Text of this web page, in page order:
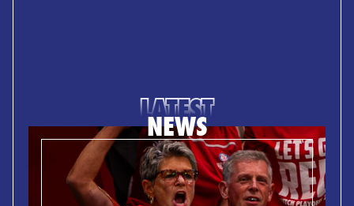
LATEST
NEWS